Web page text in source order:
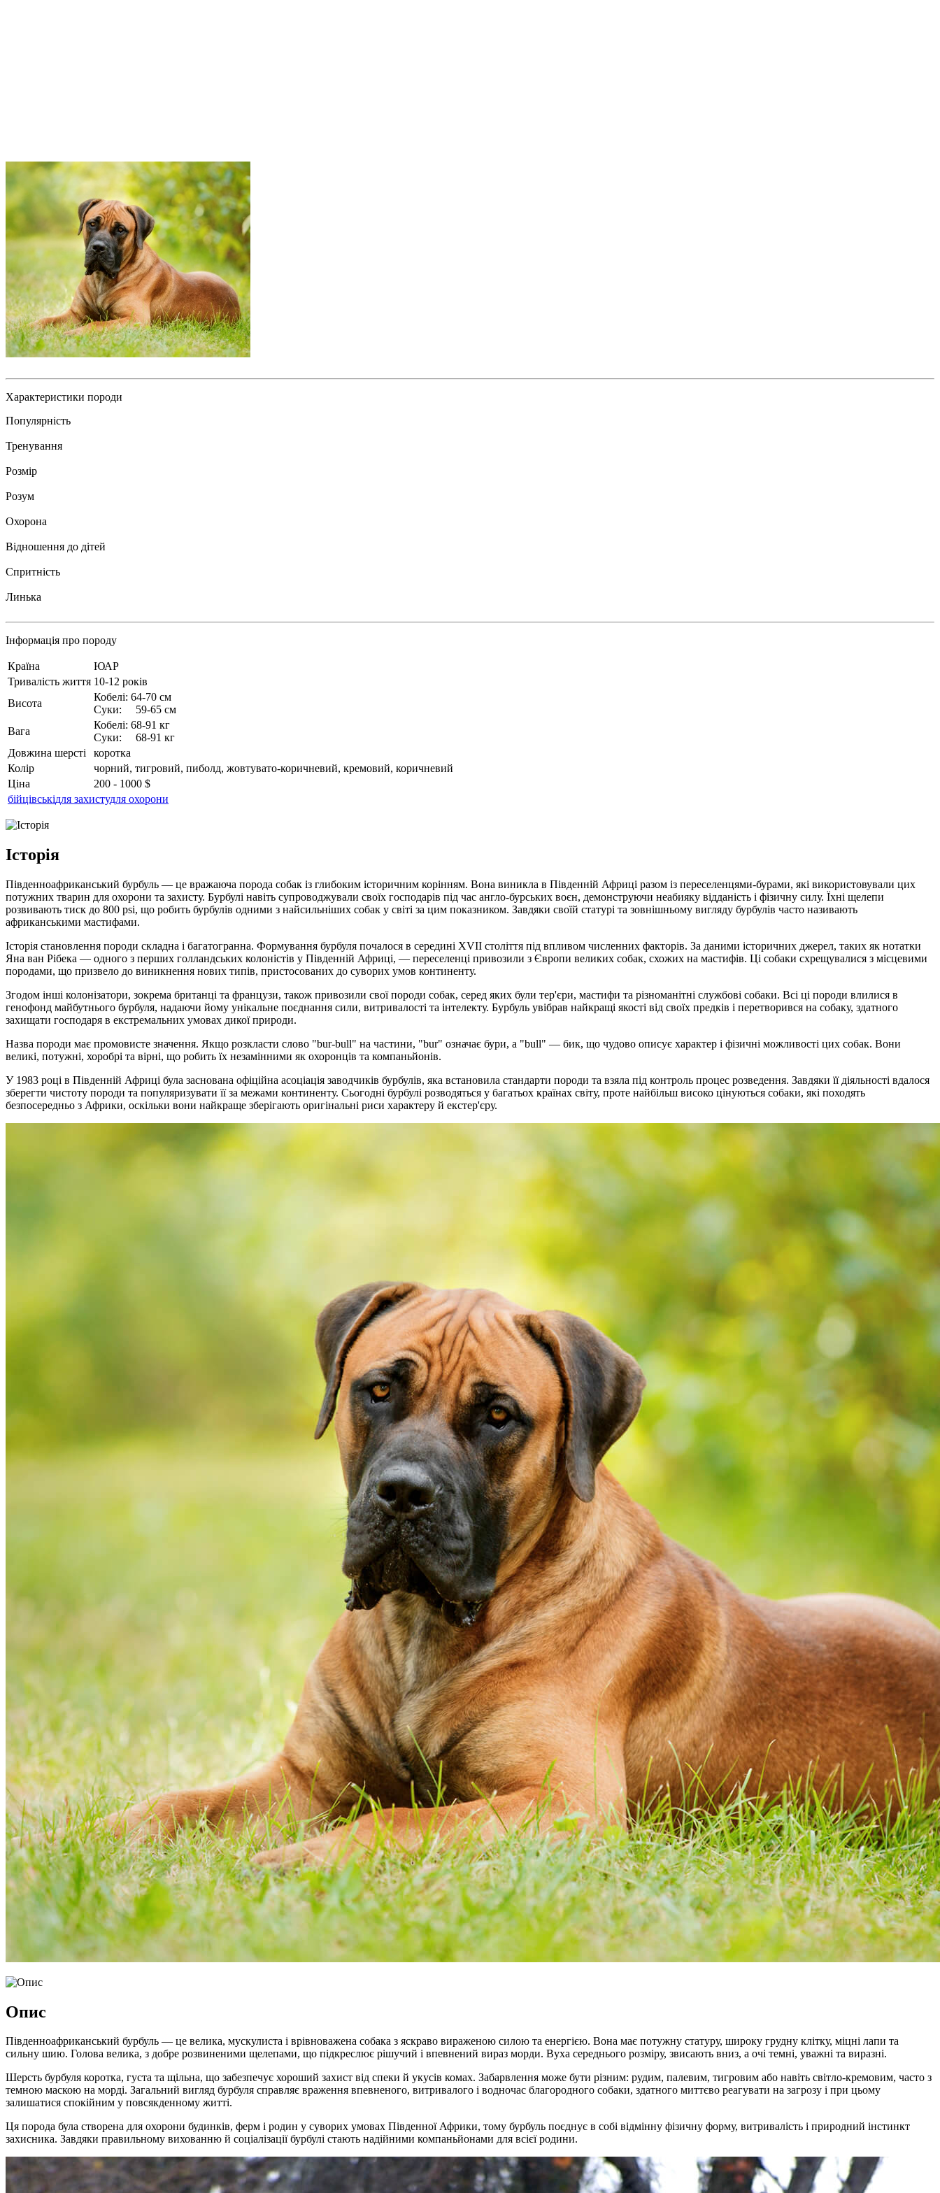
Характеристики породи
Популярність
Тренування
Розмір
Розум
Охорона
Відношення до дітей
Спритність
Линька
Інформація про породу
Країна
ЮАР
Тривалість життя 10-12 років
Висота
Кобелі: 64-70 см
Суки: 59-65 см
Вага
Кобелі: 68-91 кг
Суки: 68-91 кг
Довжина шерсті
коротка
Колір
чорний, тигровий, пиболд, жовтувато-коричневий, кремовий, коричневий
Ціна
200 - 1000 $
бійцівськідля захистудля охорони
Історія
Південноафриканський бурбуль — це вражаюча порода собак із глибоким історичним корінням. Вона виникла в Південній Африці разом із переселенцями-бурами, які використовували цих
потужних тварин для охорони та захисту. Бурбулі навіть супроводжували своїх господарів під час англо-бурських воєн, демонструючи неабияку відданість і фізичну силу. Їхні щелепи
розвивають тиск до 800 psi, що робить бурбулів одними з найсильніших собак у світі за цим показником. Завдяки своїй статурі та зовнішньому вигляду бурбулів часто називають
африканськими мастифами.
Історія становлення породи складна і багатогранна. Формування бурбуля почалося в середині XVII століття під впливом численних факторів. За даними історичних джерел, таких як нотатки
Яна ван Рібека — одного з перших голландських колоністів у Південній Африці, — переселенці привозили з Європи великих собак, схожих на мастифів. Ці собаки схрещувалися з місцевими
породами, що призвело до виникнення нових типів, пристосованих до суворих умов континенту.
Згодом інші колонізатори, зокрема британці та французи, також привозили свої породи собак, серед яких були тер'єри, мастифи та різноманітні службові собаки. Всі ці породи влилися в
генофонд майбутнього бурбуля, надаючи йому унікальне поєднання сили, витривалості та інтелекту. Бурбуль увібрав найкращі якості від своїх предків і перетворився на собаку, здатного
захищати господаря в екстремальних умовах дикої природи.
Назва породи має промовисте значення. Якщо розкласти слово "bur-bull" на частини, "bur" означає бури, а "bull" — бик, що чудово описує характер і фізичні можливості цих собак. Вони
великі, потужні, хоробрі та вірні, що робить їх незамінними як охоронців та компаньйонів.
У 1983 році в Південній Африці була заснована офіційна асоціація заводчиків бурбулів, яка встановила стандарти породи та взяла під контроль процес розведення. Завдяки її діяльності вдалося
зберегти чистоту породи та популяризувати її за межами континенту. Сьогодні бурбулі розводяться у багатьох країнах світу, проте найбільш високо цінуються собаки, які походять
безпосередньо з Африки, оскільки вони найкраще зберігають оригінальні риси характеру й екстер'єру.
Опис
Південноафриканський бурбуль — це велика, мускулиста і врівноважена собака з яскраво вираженою силою та енергією. Вона має потужну статуру, широку грудну клітку, міцні лапи та
сильну шию. Голова велика, з добре розвиненими щелепами, що підкреслює рішучий і впевнений вираз морди. Вуха середнього розміру, звисають вниз, а очі темні, уважні та виразні.
Шерсть бурбуля коротка, густа та щільна, що забезпечує хороший захист від спеки й укусів комах. Забарвлення може бути різним: рудим, палевим, тигровим або навіть світло-кремовим, часто з
темною маскою на морді. Загальний вигляд бурбуля справляє враження впевненого, витривалого і водночас благородного собаки, здатного миттєво реагувати на загрозу і при цьому
залишатися спокійним у повсякденному житті.
Ця порода була створена для охорони будинків, ферм і родин у суворих умовах Південної Африки, тому бурбуль поєднує в собі відмінну фізичну форму, витривалість і природний інстинкт
захисника. Завдяки правильному вихованню й соціалізації бурбулі стають надійними компаньйонами для всієї родини.